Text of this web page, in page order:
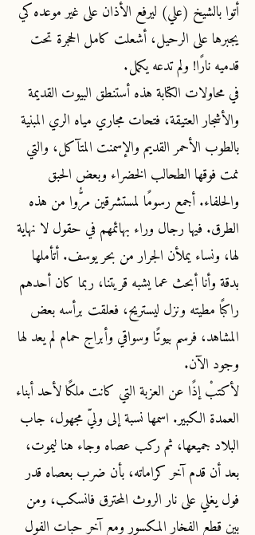
أتوا بالشيخ (علي) ليرفع الأذان على غير موعده كي
يجبرها على الرحيل، أشعلت كامل الحجرة تحت
قدميه نارًا! ولم تدعه يكمل.
في محاولات الكتابة هذه أستنطق البيوت القديمة
والأشجار العتيقة، فتحات مجاري مياه الري المبنية
بالطوب الأحمر القديم والإسمنت المتآكل، والتي
نمت فوقها الطحالب الخضراء وبعض الحبق
والحلفاء. أجمع رسومًا لمستشرقين مرُّوا من هذه
الطرق. فيها رجال وراء بهائمهم في حقول لا نهاية
لها، ونساء يملأن الجرار من بحر يوسف. أتأملها
بدقة وأنا أبحث عما يشبه قريتنا، ربما كان أحدهم
راكبًا مطيته ونزل ليستريح، فعلقت برأسه بعض
المشاهد، فرسم بيوتًا وسواقي وأبراج حمام لم يعد لها
وجود الآن.
لأكتبْ إذًا عن العزبة التي كانت ملكًا لأحد أبناء
العمدة الكبير. اسمها نسبة إلى وليّ مجهول، جاب
البلاد جميعها، ثم ركب عصاه وجاء هنا ليموت،
بعد أن قدم آخر كراماته، بأن ضرب بعصاه قدر
فول يغلي على نار الروث المحترق فانسكب، ومن
بين قطع الفخار المكسور ومع آخر حبات الفول